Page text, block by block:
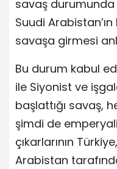
savaş
Suudi
savaşa girmesi
Bu durum kabul
ile Siyonist ve
başlattığı savaş,
şimdi de
çıkarlarının
Arabistan